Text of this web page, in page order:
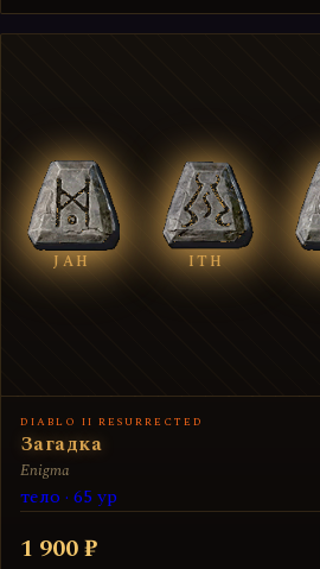
JAH ITH
DIABLO II RESURRECTED
Загадка
Enigma
тело · 65 ур
1 900 ₽